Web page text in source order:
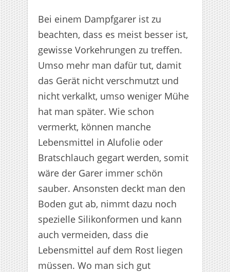
Bei einem Dampfgarer ist zu
beachten, dass es meist besser ist,
gewisse Vorkehrungen zu treffen.
Umso mehr man dafür tut, damit
das Gerät nicht verschmutzt und
nicht verkalkt, umso weniger Mühe
hat man später. Wie schon
vermerkt, können manche
Lebensmittel in Alufolie oder
Bratschlauch gegart werden, somit
wäre der Garer immer schön
sauber. Ansonsten deckt man den
Boden gut ab, nimmt dazu noch
spezielle Silikonformen und kann
auch vermeiden, dass die
Lebensmittel auf dem Rost liegen
müssen. Wo man sich gut